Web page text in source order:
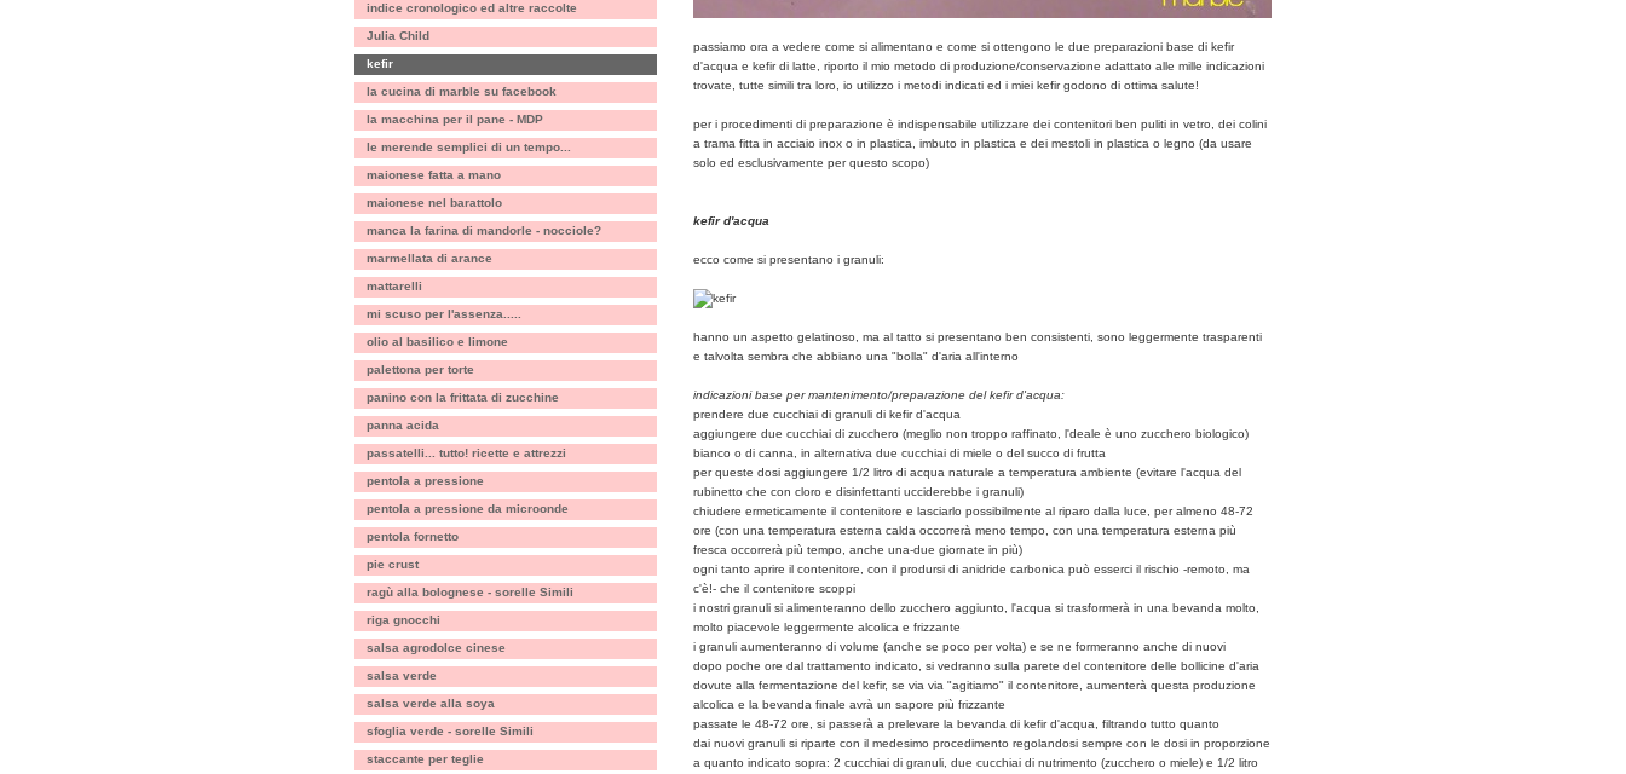
indice cronologico ed altre raccolte
Julia Child
kefir
la cucina di marble su facebook
la macchina per il pane - MDP
le merende semplici di un tempo...
maionese fatta a mano
maionese nel barattolo
manca la farina di mandorle - nocciole?
marmellata di arance
mattarelli
mi scuso per l'assenza.....
olio al basilico e limone
palettona per torte
panino con la frittata di zucchine
panna acida
passatelli... tutto! ricette e attrezzi
pentola a pressione
pentola a pressione da microonde
pentola fornetto
pie crust
ragù alla bolognese - sorelle Simili
riga gnocchi
salsa agrodolce cinese
salsa verde
salsa verde alla soya
sfoglia verde - sorelle Simili
staccante per teglie
passiamo ora a vedere come si alimentano e come si ottengono le due preparazioni base di kefir
d'acqua e kefir di latte, riporto il mio metodo di produzione/conservazione adattato alle mille indicazioni
trovate, tutte simili tra loro, io utilizzo i metodi indicati ed i miei kefir godono di ottima salute!
per i procedimenti di preparazione è indispensabile utilizzare dei contenitori ben puliti in vetro, dei colini
a trama fitta in acciaio inox o in plastica, imbuto in plastica e dei mestoli in plastica o legno (da usare
solo ed esclusivamente per questo scopo)
kefir d'acqua
ecco come si presentano i granuli:
hanno un aspetto gelatinoso, ma al tatto si presentano ben consistenti, sono leggermente trasparenti
e talvolta sembra che abbiano una "bolla" d'aria all'interno
indicazioni base per mantenimento/preparazione del kefir d'acqua:
prendere due cucchiai di granuli di kefir d'acqua
aggiungere due cucchiai di zucchero (meglio non troppo raffinato, l'deale è uno zucchero biologico)
bianco o di canna, in alternativa due cucchiai di miele o del succo di frutta
per queste dosi aggiungere 1/2 litro di acqua naturale a temperatura ambiente (evitare l'acqua del
rubinetto che con cloro e disinfettanti ucciderebbe i granuli)
chiudere ermeticamente il contenitore e lasciarlo possibilmente al riparo dalla luce, per almeno 48-72
ore (con una temperatura esterna calda occorrerà meno tempo, con una temperatura esterna più
fresca occorrerà più tempo, anche una-due giornate in più)
ogni tanto aprire il contenitore, con il prodursi di anidride carbonica può esserci il rischio -remoto, ma
c'è!- che il contenitore scoppi
i nostri granuli si alimenteranno dello zucchero aggiunto, l'acqua si trasformerà in una bevanda molto,
molto piacevole leggermente alcolica e frizzante
i granuli aumenteranno di volume (anche se poco per volta) e se ne formeranno anche di nuovi
dopo poche ore dal trattamento indicato, si vedranno sulla parete del contenitore delle bollicine d'aria
dovute alla fermentazione del kefir, se via via "agitiamo" il contenitore, aumenterà questa produzione
alcolica e la bevanda finale avrà un sapore più frizzante
passate le 48-72 ore, si passerà a prelevare la bevanda di kefir d'acqua, filtrando tutto quanto
dai nuovi granuli si riparte con il medesimo procedimento regolandosi sempre con le dosi in proporzione
a quanto indicato sopra: 2 cucchiai di granuli, due cucchiai di nutrimento (zucchero o miele) e 1/2 litro